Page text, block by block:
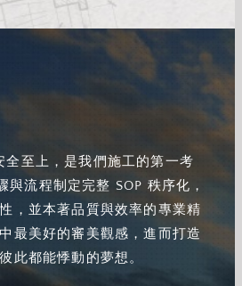
全至上，是我們施工的第一考
與流程制定完整 SOP 秩序化，
，並本著品質與效率的專業精
最美好的審美觀感，進而打造
此都能悸動的夢想。